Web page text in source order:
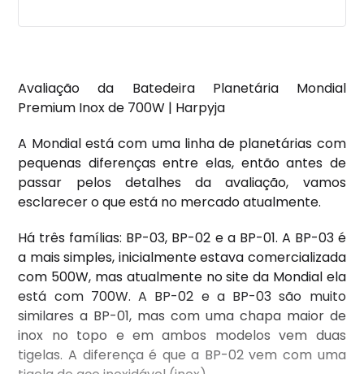
Avaliação da Batedeira Planetária Mondial
Premium Inox de 700W | Harpyja
A Mondial está com uma linha de planetárias com
pequenas diferenças entre elas, então antes de
passar pelos detalhes da avaliação, vamos
esclarecer o que está no mercado atualmente.
Há três famílias: BP-03, BP-02 e a BP-01. A BP-03 é
a mais simples, inicialmente estava comercializada
com 500W, mas atualmente no site da Mondial ela
está com 700W. A BP-02 e a BP-03 são muito
similares a BP-01, mas com uma chapa maior de
inox no topo e em ambos modelos vem duas
tigelas. A diferença é que a BP-02 vem com uma